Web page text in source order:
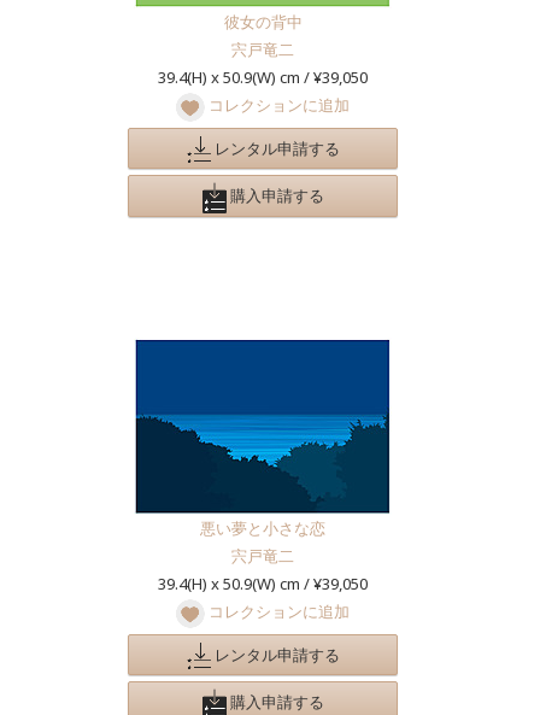
彼女の背中
宍戸竜二
39.4(H) x 50.9(W) cm / ¥39,050
コレクションに追加
レンタル申請する
購入申請する
悪い夢と小さな恋
宍戸竜二
39.4(H) x 50.9(W) cm / ¥39,050
コレクションに追加
レンタル申請する
購入申請する